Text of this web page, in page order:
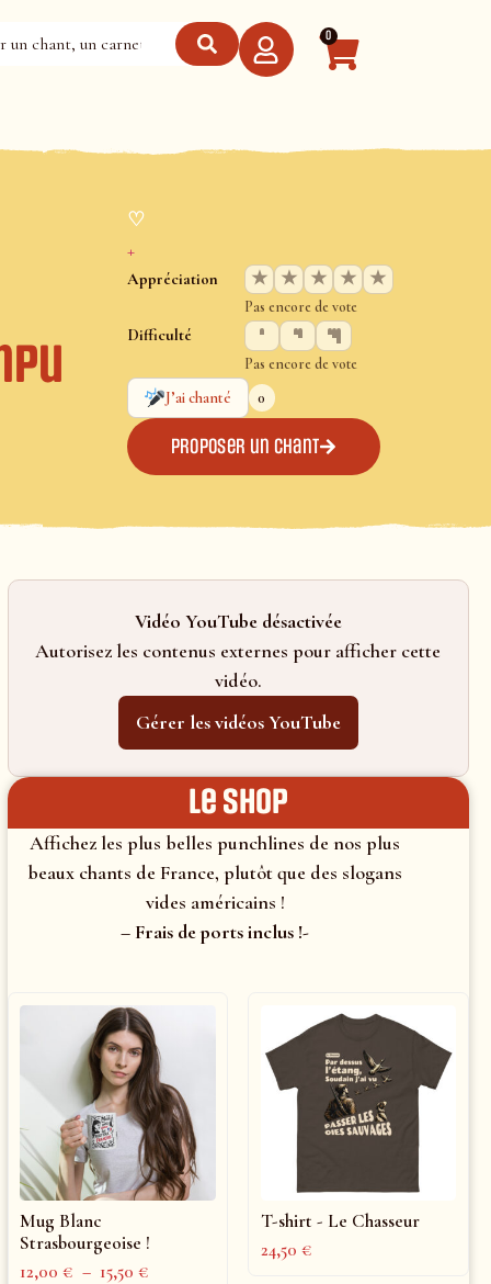
0
♡
+
Appréciation ★ ★ ★ ★ ★
Pas encore de vote
Difficulté
Pas encore de vote
J’ai chanté
0
Proposer un chant
Vidéo YouTube désactivée
Autorisez les contenus externes pour afficher cette
vidéo.
Gérer les vidéos YouTube
le shop
Affichez les plus belles punchlines de nos plus
beaux chants de France, plutôt que des slogans
vides américains !
– Frais de ports inclus !-
Mug Blanc
Strasbourgeoise !
12,00€ – 15,50€
T-shirt - Le Chasseur
24,50€